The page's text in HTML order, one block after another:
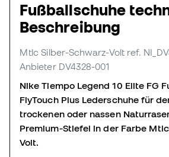
Fußballschuhe
Beschreibung
Mtlc Silber-Schwarz-Volt ref.
Anbieter DV4328-001
Nike Tiempo Legend 10 Elite FG
FlyTouch Plus Lederschuhe für
trockenen oder nassen
Premium-Stiefel in der Farbe
Volt.